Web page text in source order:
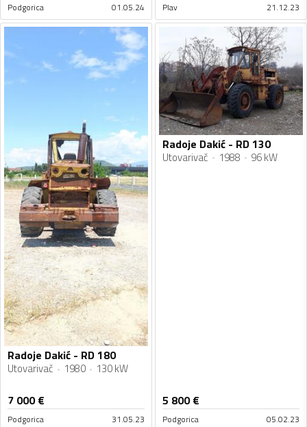
Podgorica 01.05.24 Plav 21.12.23
Radoje Dakić - RD 180
Utovarivač 1980 130 kW
7 000€
Podgorica 31.05.23
Radoje Dakić - RD 130
Utovarivač 1988 96 kW
5 800€
Podgorica 05.02.23